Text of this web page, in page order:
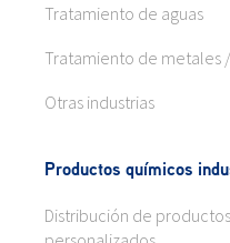
Tratamiento de aguas
Tratamiento de metales
Otras industrias
Productos químicos
Distribución de